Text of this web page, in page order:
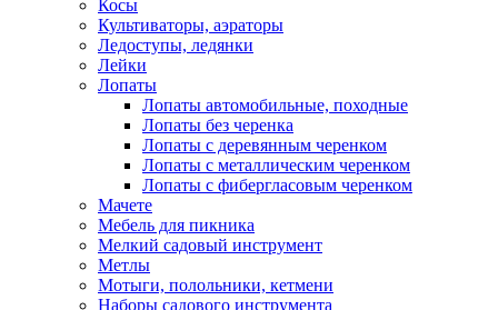
Косы
Культиваторы, аэраторы
Ледоступы, ледянки
Лейки
Лопаты
Лопаты автомобильные, походные
Лопаты без черенка
Лопаты с деревянным черенком
Лопаты с металлическим черенком
Лопаты с фибергласовым черенком
Мачете
Мебель для пикника
Мелкий садовый инструмент
Метлы
Мотыги, полольники, кетмени
Наборы садового инструмента